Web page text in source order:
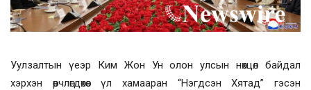
Уулзалтын үеэр Ким Жон Ун олон улсын нөхцөл байдал
хэрхэн өөрчлөгдөхөөс үл хамааран “Нэгдсэн Хятад” гэсэн